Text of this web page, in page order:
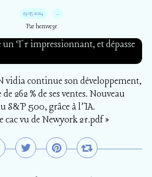
23.05.2024 …
Par hemve31
vidia continue son développement,
262 % de ses ventes. Nouveau
S&P 500, grâce à l’IA.
cac vu de Newyork 21.pdf »